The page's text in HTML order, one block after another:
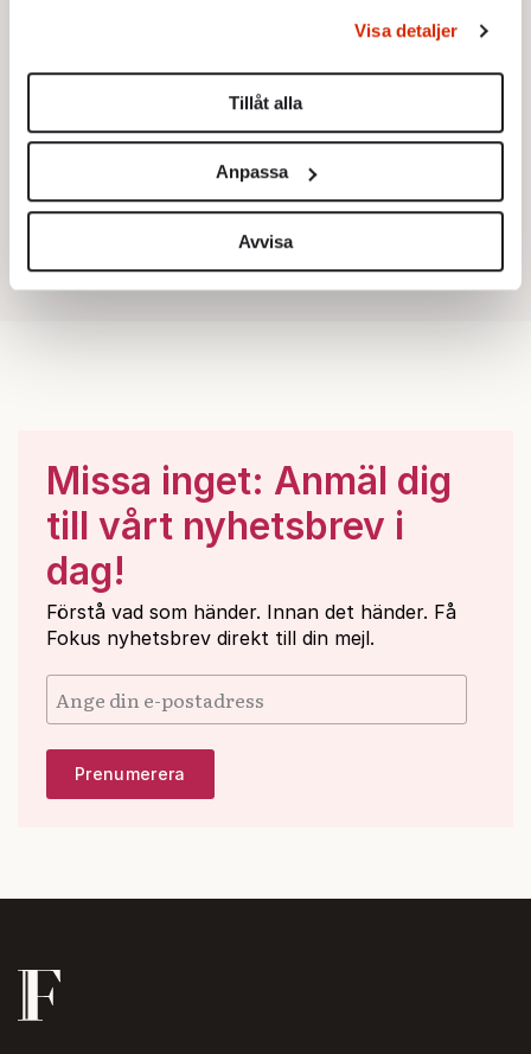
Du kan ändra eller dra tillbaka ditt samtycke när som
helst från cookie-förklaringen.
Vi använder enhetsidentifierare för att anpassa innehållet
för sociala medier och analysera vår trafik. Vi
vidarebefordrar även sådana identifierare och annan
information från din enhet till de sociala medier och
annons- och analysföretag som vi samarbetar med.
Dessa kan i sin tur kombinera informationen med annan
Visa detaljer
Tillåt alla
Anpassa
Avvisa
Missa inget: Anmäl dig
till vårt nyhetsbrev i
dag!
Förstå vad som händer. Innan det händer. Få
Fokus nyhetsbrev direkt till din mejl.